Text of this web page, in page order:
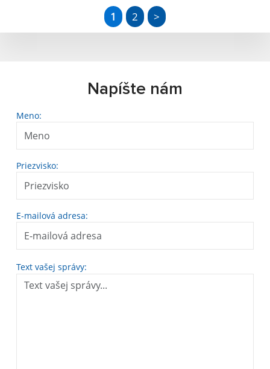
1 2 >
Napíšte nám
Meno:
Priezvisko:
E-mailová adresa:
Text vašej správy: